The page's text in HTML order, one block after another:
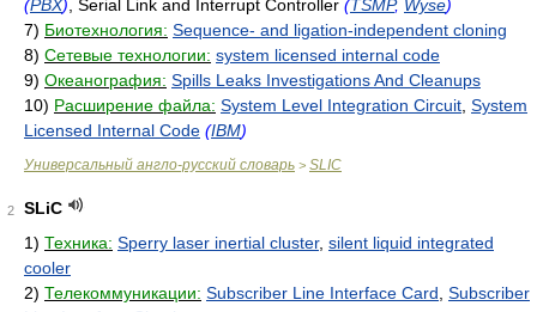
(PBX) , Serial Link and Interrupt Controller (TSMP, Wyse)
7) Биотехнология: Sequence- and ligation-independent cloning
8) Сетевые технологии: system licensed internal code
9) Океанография: Spills Leaks Investigations And Cleanups
10) Расширение файла: System Level Integration Circuit System
Licensed Internal Code (IBM)
Универсальный англо-русский словарь > SLIC
2
SLiC
1) Техника: Sperry laser inertial cluster, silent liquid integrated
cooler
2) Телекоммуникации: Subscriber Line Interface Card Subscriber